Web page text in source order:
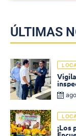
ÚLTIMAS
¡Los